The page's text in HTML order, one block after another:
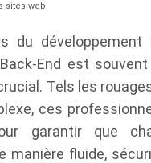
sites web
du
End est
Tels les
ces
garantir que
manière fluide,